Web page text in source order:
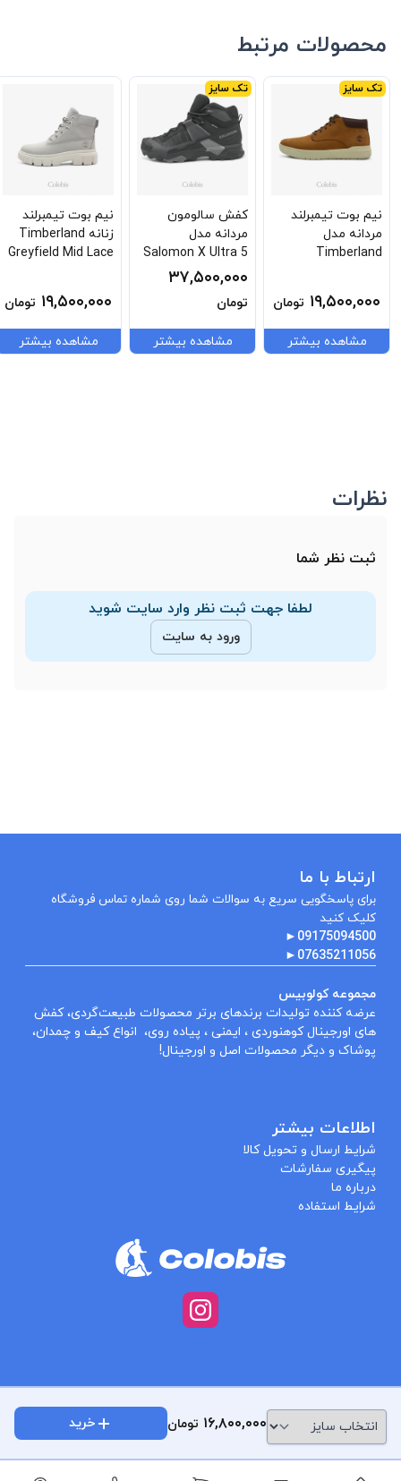
محصولات مرتبط
تک سایز
نیم بوت تیمبرلند
مردانه مدل
Timberland
Lace Sneaker Tb-
0a69m1-Em5
۱۹,۵۰۰,۰۰۰ تومان
مشاهده بیشتر
تک سایز
کفش سالومون
مردانه مدل
Salomon X Ultra 5
Mid GTX
L4775420030
۳۷,۵۰۰,۰۰۰
تومان
مشاهده بیشتر
نیم بوت تیمبرلند
زنانه Timberland
Greyfield Mid Lace
۱۹,۵۰۰,۰۰۰ تومان
مشاهده بیشتر
نظرات
ثبت نظر شما
لطفا جهت ثبت نظر وارد سایت شوید
ورود به سایت
۱۶,۸۰۰,۰۰۰ تومان خرید
ارتباط با ما
برای پاسخگویی سریع به سوالات شما روی شماره تماس فروشگاه
کلیک کنید
09175094500
►
07635211056
►
مجموعه کولوبیس
عرضه کننده تولیدات برندهای برتر محصولات طبیعت‌گردی، کفش
های اورجینال کوهنوردی ، ایمنی ، پیاده روی، انواع کیف و چمدان،
پوشاک و دیگر محصولات اصل و اورجینال!
اطلاعات بیشتر
شرایط ارسال و تحویل کالا
پیگیری سفارشات
درباره ما
شرایط استفاده